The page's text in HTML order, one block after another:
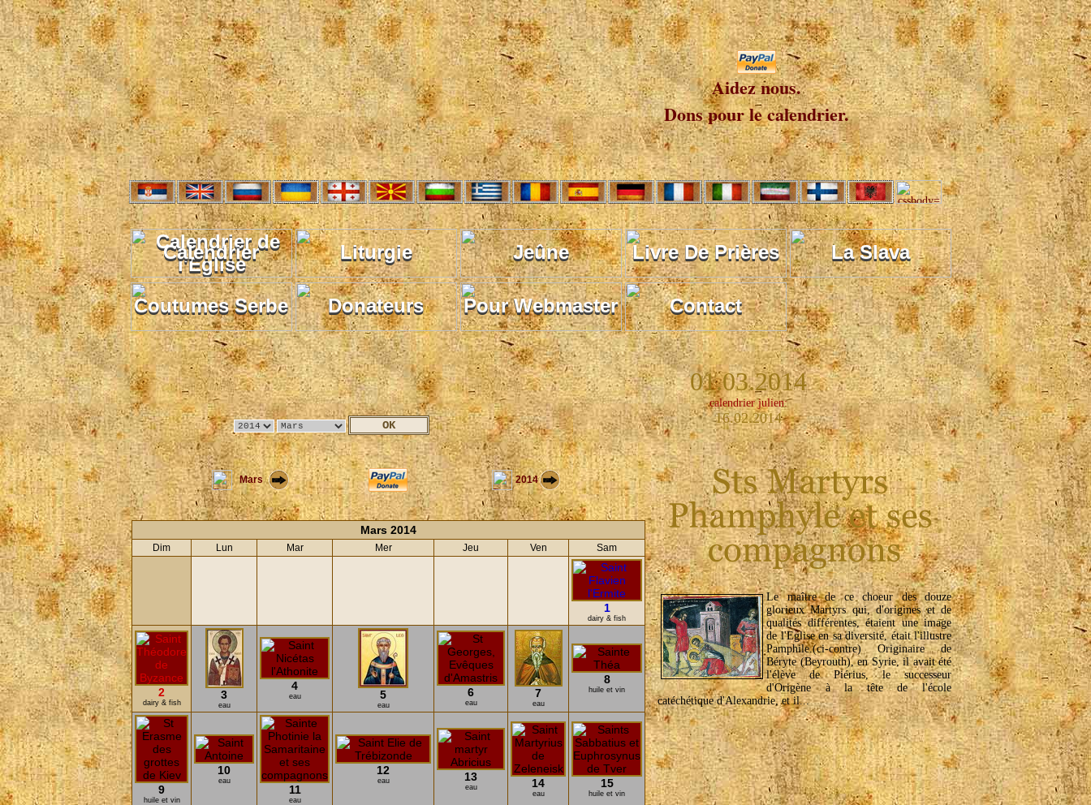
Aidez nous.
Dons pour le calendrier.
Calendrier Liturgie Jeûne Livre De Prières La Slava
Coutumes Serbe Donateurs Pour Webmaster Contact
01.03.2014
calendrier julien:
16.02.2014
Mars 2014
Le maître de ce choeur des douze
glorieux Martyrs qui, d'origines et de
qualités différentes, étaient une image
de l'Eglise en sa diversité, était l'illustre
Pamphile.(ci-contre) Originaire de
Béryte (Beyrouth), en Syrie, il avait été
l'élève de Piérius, le successeur
d'Origène à la tête de l'école
catéchétique d'Alexandrie, et il...
Mars 2014
Dim Lun Mar Mer Jeu Ven Sam
1
dairy & fish
2
dairy & fish
3
eau
4
eau 5
eau
6
eau
7
eau
8
huile et vin
9
huile et vin
10
eau
11
eau
12
eau 13
eau 14
eau
15
huile et vin